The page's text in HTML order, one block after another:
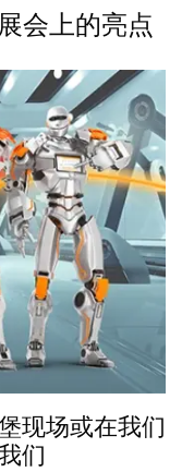
会上的亮点
现场或在我们
们